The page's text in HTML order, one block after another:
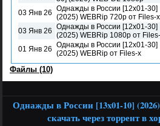
03 Янв 26 Однажды в России [12x01-30]
(2025) WEBRip 720p от Files-x
03 Янв 26 Однажды в России [12x01-30]
(2025) WEBRip 1080p от
01 Янв 26 Однажды в России [12x01-30]
(2025) WEBRip от Files-x
Файлы (10)
Однажды в России [13x01-10]
скачать через торрент в